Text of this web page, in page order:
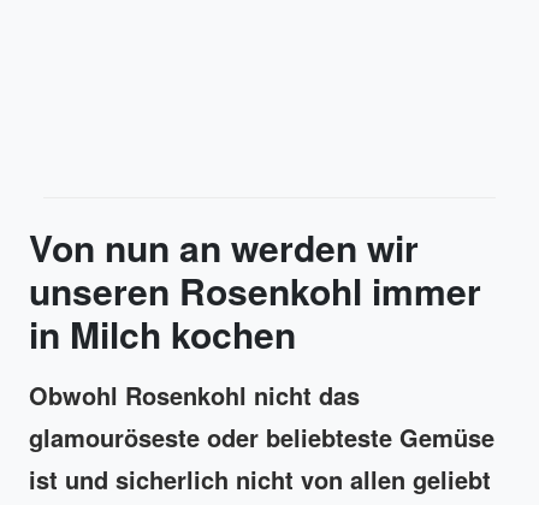
Von nun an werden wir
unseren Rosenkohl immer
in Milch kochen
Obwohl Rosenkohl nicht das
glamouröseste oder beliebteste Gemüse
ist und sicherlich nicht von allen geliebt